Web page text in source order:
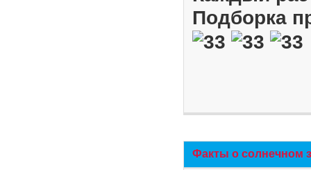
Подборка
Факты о солнечном